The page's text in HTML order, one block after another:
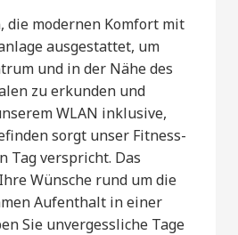
die modernen Komfort mit
ausgestattet, um
und in der Nähe des
zu erkunden und
WLAN inklusive,
sorgt unser Fitness-
Tag verspricht. Das
Wünsche rund um die
Aufenthalt in einer
Sie unvergessliche Tage